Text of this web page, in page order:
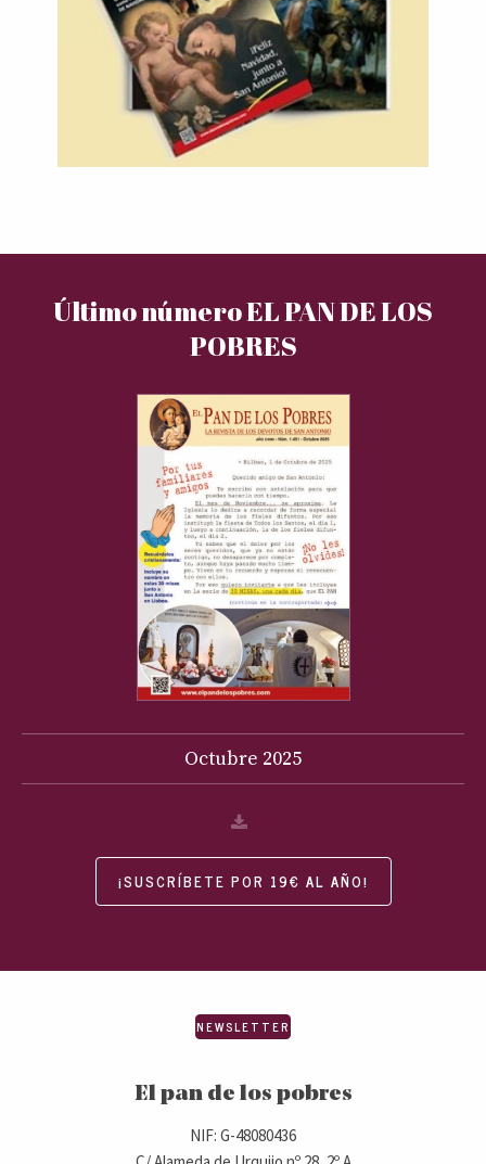
Último número EL PAN DE LOS
POBRES
Octubre 2025
¡SUSCRÍBETE POR 19€ AL AÑO!
El pan de los pobres
NIF: G-48080436
NEWSLETTER